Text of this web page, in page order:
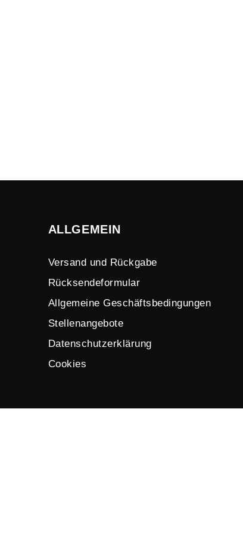
ALLGEMEIN
Versand und Rückgabe
Rücksendeformular
Allgemeine Geschäftsbedingungen
Stellenangebote
Datenschutzerklärung
Cookies